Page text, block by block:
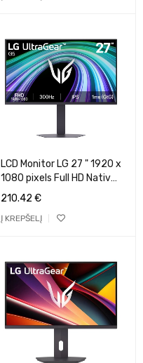
LCD Monitor LG 27 " 1920 x
1080 pixels Full HD Native
aspect ratio 16:9 LCD Flat
210.42 €
Į KREPŠELĮ